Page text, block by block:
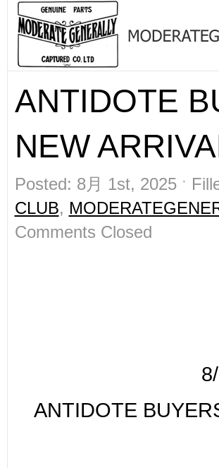
ANTIDOTE
NEW
Posted: 8月 1st, 2025 ˑ
CLUB,
Comments Closed
ANTIDOTE